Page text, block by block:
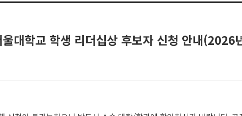
대학교 학생 리더십상 후보자 신청 안내(2026